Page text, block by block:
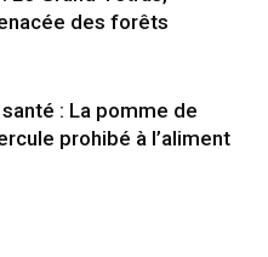
des forêts
: La pomme de
prohibé à l’aliment